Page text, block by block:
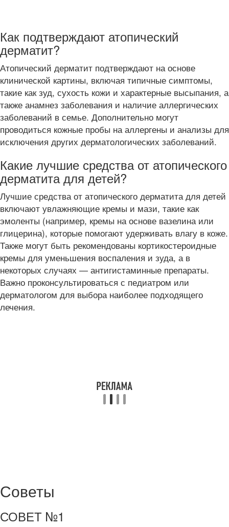
Как подтверждают атопический
дерматит?
Атопический дерматит подтверждают на основе
клинической картины, включая типичные симптомы,
такие как зуд, сухость кожи и характерные высыпания, а
также анамнез заболевания и наличие аллергических
заболеваний в семье. Дополнительно могут
проводиться кожные пробы на аллергены и анализы для
исключения других дерматологических заболеваний.
Какие лучшие средства от атопического
дерматита для детей?
Лучшие средства от атопического дерматита для детей
включают увлажняющие кремы и мази, такие как
эмоленты (например, кремы на основе вазелина или
глицерина), которые помогают удерживать влагу в коже.
Также могут быть рекомендованы кортикостероидные
кремы для уменьшения воспаления и зуда, а в
некоторых случаях — антигистаминные препараты.
Важно проконсультироваться с педиатром или
дерматологом для выбора наиболее подходящего
лечения.
Советы
СОВЕТ №1